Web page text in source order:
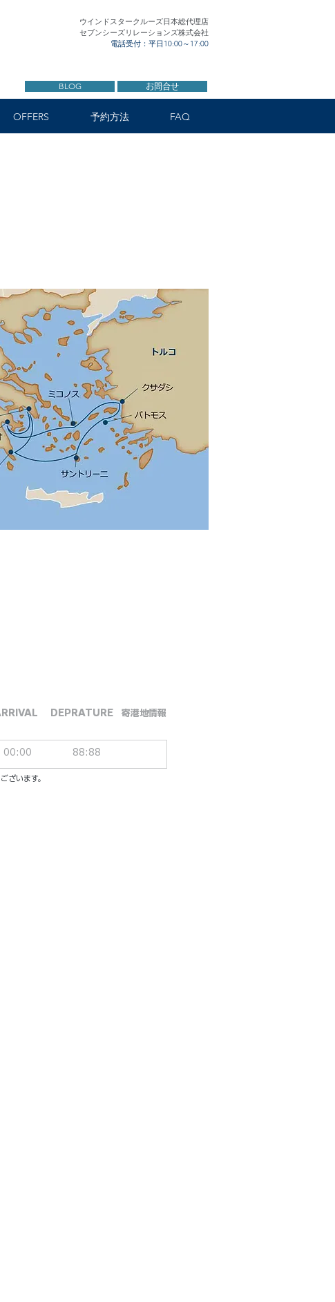
ウインドスタークルーズ日本総代理店
セブンシーズリレーションズ株式会社
電話受付：平日10:00～17:00
BLOG お問合せ
OFFERS 予約方法 FAQ
DEPRATURE ​寄港地情報
00:00 88:88
ざいます。